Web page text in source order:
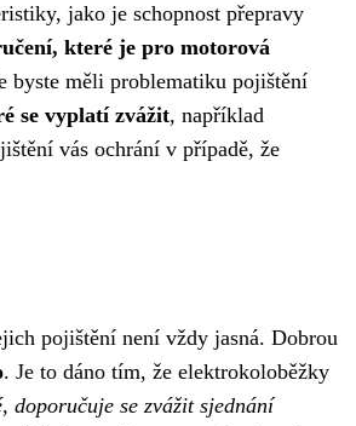
jako je schopnost přepravy
které je pro motorová
byste měli problematiku pojištění
se vyplatí zvážit, například
vás ochrání v případě, že
pojištění není vždy jasná. Dobrou
. Je to dáno tím, že elektrokoloběžky
doporučuje se zvážit sjednání